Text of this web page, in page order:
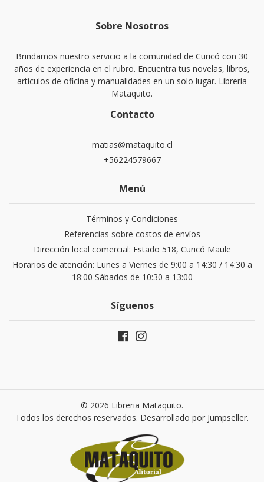
Sobre Nosotros
Brindamos nuestro servicio a la comunidad de Curicó con 30
años de experiencia en el rubro. Encuentra tus novelas, libros,
artículos de oficina y manualidades en un solo lugar. Libreria
Mataquito.
Contacto
matias@mataquito.cl
+56224579667
Menú
Términos y Condiciones
Referencias sobre costos de envíos
Dirección local comercial: Estado 518, Curicó Maule
Horarios de atención: Lunes a Viernes de 9:00 a 14:30 / 14:30 a
18:00 Sábados de 10:30 a 13:00
Síguenos
© 2026 Libreria Mataquito.
Todos los derechos reservados. Desarrollado por Jumpseller.